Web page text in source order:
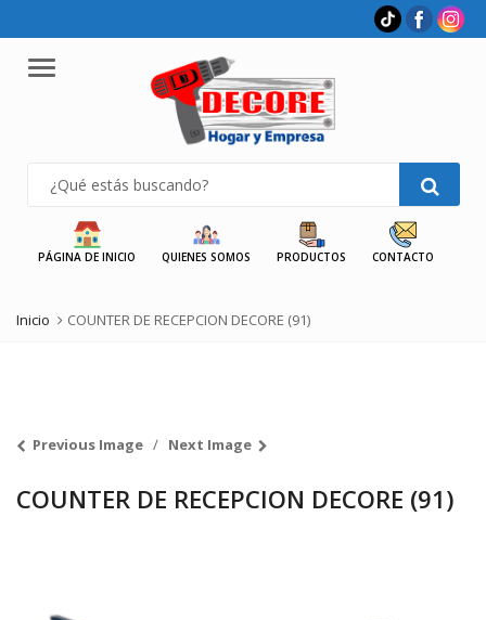
Menu
PÁGINA DE INICIO QUIENES SOMOS PRODUCTOS CONTACTO
Inicio COUNTER DE RECEPCION DECORE (91)
Previous Image Next Image
COUNTER DE RECEPCION DECORE (91)